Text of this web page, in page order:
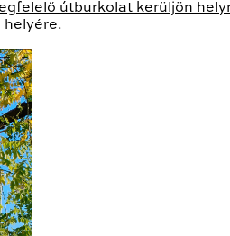
útburkolat kerüljön
helyére.